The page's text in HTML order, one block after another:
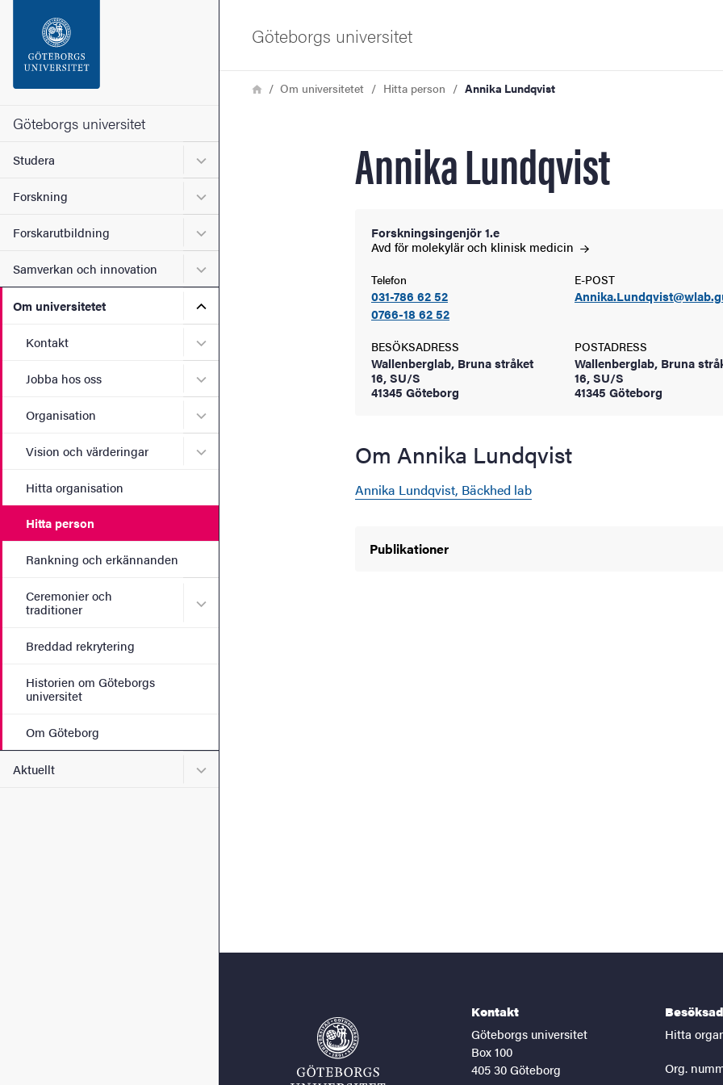
Sidfoten
Om webbplatsen
Göteborgs universitet
Studera Undermeny för Studera
Forskning Undermeny för Forskning
Forskarutbildning Undermeny för Forskarutbildning
Samverkan och innovation Undermeny för Samverkan och innovation
Om universitetet Undermeny för Om universitetet
Kontakt Undermeny för Kontakt
Jobba hos oss Undermeny för Jobba hos oss
Organisation Undermeny för Organisation
Vision och värderingar Undermeny för Vision och värderingar
Hitta organisation
Hitta person
Rankning och erkännanden
Ceremonier och
traditioner
Undermeny för Ceremonier och traditioner
Breddad rekrytering
Historien om Göteborgs
universitet
Om Göteborg
Aktuellt Undermeny för Aktuellt
Göteborgs universitet
LänkstigHemOm universitetet Hitta person Annika Lundqvist
Annika Lundqvist
Forskningsingenjör 1.e
Avd för molekylär och klinisk medicin
Telefon
031-786 62 52
0766-18 62 52
E-POST
BESÖKSADRESS
Wallenberglab, Bruna stråket
16, SU/S
41345 Göteborg
POSTADRESS
Wallenberglab, Bruna
16, SU/S
41345 Göteborg
Om Annika Lundqvist
Annika Lundqvist, Bäckhed lab
Publikationer
Kontakt
Göteborgs universitet
Box 100
405 30 Göteborg
Hitta
Org.